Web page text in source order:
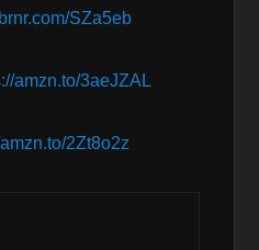
SZa5eb
amzn.to/3aeJZAL
2Zt8o2z